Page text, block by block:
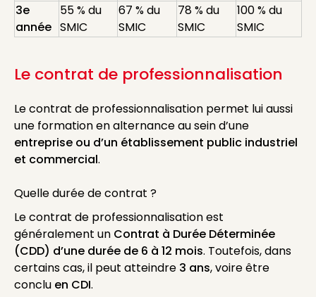
3e
année
55 % du
SMIC
67 % du
SMIC
78 % du
SMIC
100 % du
SMIC
Le contrat de professionnalisation
Le contrat de professionnalisation permet lui aussi
une formation en alternance au sein d’une
entreprise ou d’un établissement public industriel
et commercial.
Quelle durée de contrat ?
Le contrat de professionnalisation est
généralement un Contrat à Durée Déterminée
(CDD) d’une durée de 6 à 12 mois. Toutefois, dans
certains cas, il peut atteindre 3 ans, voire être
conclu en CDI.